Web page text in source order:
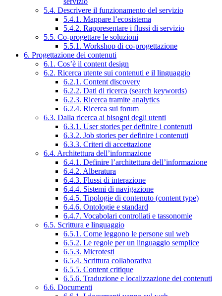
5.4. Descrivere il funzionamento del servizio
5.4.1. Mappare l’ecosistema
5.4.2. Rappresentare i flussi di servizio
5.5. Co-progettare le soluzioni
5.5.1. Workshop di co-progettazione
6. Progettazione dei contenuti
6.1. Cos’è il content design
6.2. Ricerca utente sui contenuti e il linguaggio
6.2.1. Content discovery
6.2.2. Dati di ricerca (search keywords)
6.2.3. Ricerca tramite analytics
6.2.4. Ricerca sui forum
6.3. Dalla ricerca ai bisogni degli utenti
6.3.1. User stories per definire i contenuti
6.3.2. Job stories per definire i contenuti
6.3.3. Criteri di accettazione
6.4. Architettura dell’informazione
6.4.1. Definire l’architettura dell’informazione
6.4.2. Alberatura
6.4.3. Flussi di interazione
6.4.4. Sistemi di navigazione
6.4.5. Tipologie di contenuto (content type)
6.4.6. Ontologie e standard
6.4.7. Vocabolari controllati e tassonomie
6.5. Scrittura e linguaggio
6.5.1. Come leggono le persone sul web
6.5.2. Le regole per un linguaggio semplice
6.5.3. Microtesti
6.5.4. Scrittura collaborativa
6.5.5. Content critique
6.5.6. Traduzione e localizzazione dei contenuti
6.6. Documenti